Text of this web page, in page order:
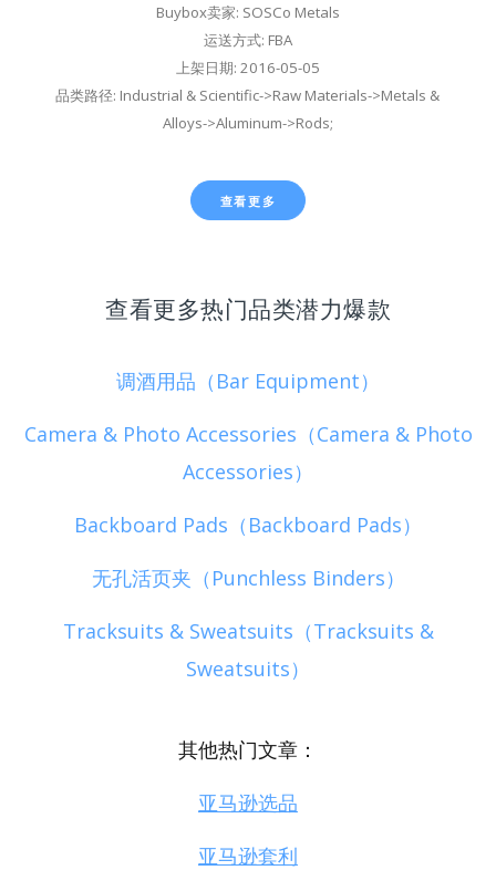
Buybox卖家: SOSCo Metals
运送方式: FBA
上架日期: 2016-05-05
品类路径: Industrial & Scientific->Raw Materials->Metals &
Alloys->Aluminum->Rods;
查看更多
查看更多热门品类潜力爆款
调酒用品（Bar Equipment）
Camera & Photo Accessories（Camera & Photo
Accessories）
Backboard Pads（Backboard Pads）
无孔活页夹（Punchless Binders）
Tracksuits & Sweatsuits（Tracksuits &
Sweatsuits）
其他热门文章：
亚马逊选品
亚马逊套利